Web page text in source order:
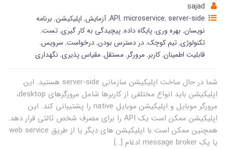
sajad
API, microservice, server-side
,آزمایش, اپلیکیشن, برنامه
نویسان, بهره وری,پایگاه داده,پیچیدگی به کار گیری,تست,
تکنولوژی,تیم کوچک,در دسترس بودن,درخواست, سرویس,
قابلیت اطمینان,کاربر,مرورگر,مستقل,مقیاس پذیری, نگهداری
شما در حال ساخت اپلیکیشن سازمانی server-side هستید. این
اپلیکیشن باید انواع مختلفی از کاربرها شامل مرورگرهای desktop،
مرورگر موبایل و اپلیکیشن موبایل native را پشتیبانی کند. این
اپلیکیشن ممکن است یک API را برای مصرف شخص ثالثی قرار دهد.
همچنین ممکن است با اپلیکیشن های دیگر یا از طریق web service
یا یک message broker ادغام […]